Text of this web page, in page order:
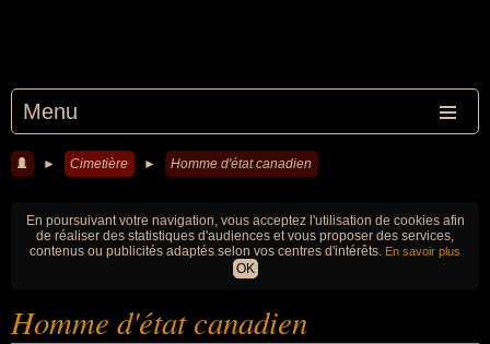
Menu
► Cimetière ► Homme d'état canadien
En poursuivant votre navigation, vous acceptez l'utilisation de cookies afin
de réaliser des statistiques d'audiences et vous proposer des services,
contenus ou publicités adaptés selon vos centres d'intérêts. En savoir plus
OK
Homme d'état canadien